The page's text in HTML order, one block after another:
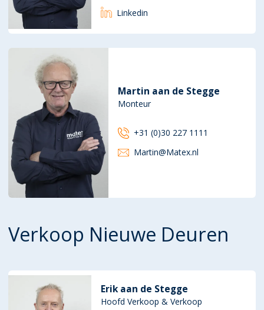
Linkedin
Martin aan de Stegge
Monteur
+31 (0)30 227 1111
Martin@Matex.nl
Verkoop Nieuwe Deuren
Erik aan de Stegge
Hoofd Verkoop & Verkoop